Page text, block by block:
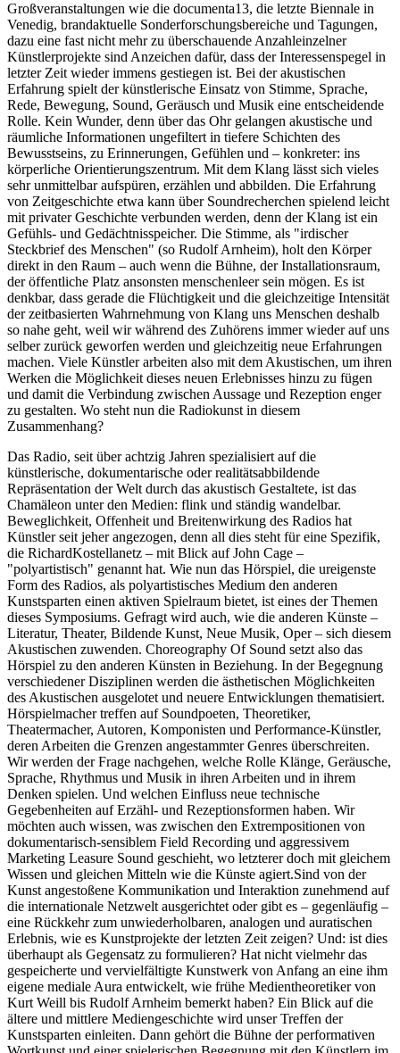
Großveranstaltungen wie die documenta13, die letzte Biennale in
Venedig, brandaktuelle Sonderforschungsbereiche und Tagungen,
dazu eine fast nicht mehr zu überschauende Anzahleinzelner
Künstlerprojekte sind Anzeichen dafür, dass der Interessenspegel in
letzter Zeit wieder immens gestiegen ist. Bei der akustischen
Erfahrung spielt der künstlerische Einsatz von Stimme, Sprache,
Rede, Bewegung, Sound, Geräusch und Musik eine entscheidende
Rolle. Kein Wunder, denn über das Ohr gelangen akustische und
räumliche Informationen ungefiltert in tiefere Schichten des
Bewusstseins, zu Erinnerungen, Gefühlen und – konkreter: ins
körperliche Orientierungszentrum. Mit dem Klang lässt sich vieles
sehr unmittelbar aufspüren, erzählen und abbilden. Die Erfahrung
von Zeitgeschichte etwa kann über Soundrecherchen spielend leicht
mit privater Geschichte verbunden werden, denn der Klang ist ein
Gefühls- und Gedächtnisspeicher. Die Stimme, als "irdischer
Steckbrief des Menschen" (so Rudolf Arnheim), holt den Körper
direkt in den Raum – auch wenn die Bühne, der Installationsraum,
der öffentliche Platz ansonsten menschenleer sein mögen. Es ist
denkbar, dass gerade die Flüchtigkeit und die gleichzeitige Intensität
der zeitbasierten Wahrnehmung von Klang uns Menschen deshalb
so nahe geht, weil wir während des Zuhörens immer wieder auf uns
selber zurück geworfen werden und gleichzeitig neue Erfahrungen
machen. Viele Künstler arbeiten also mit dem Akustischen, um ihren
Werken die Möglichkeit dieses neuen Erlebnisses hinzu zu fügen
und damit die Verbindung zwischen Aussage und Rezeption enger
zu gestalten. Wo steht nun die Radiokunst in diesem
Zusammenhang?
Das Radio, seit über achtzig Jahren spezialisiert auf die
künstlerische, dokumentarische oder realitätsabbildende
Repräsentation der Welt durch das akustisch Gestaltete, ist das
Chamäleon unter den Medien: flink und ständig wandelbar.
Beweglichkeit, Offenheit und Breitenwirkung des Radios hat
Künstler seit jeher angezogen, denn all dies steht für eine Spezifik,
die RichardKostellanetz – mit Blick auf John Cage –
"polyartistisch" genannt hat. Wie nun das Hörspiel, die ureigenste
Form des Radios, als polyartistisches Medium den anderen
Kunstsparten einen aktiven Spielraum bietet, ist eines der Themen
dieses Symposiums. Gefragt wird auch, wie die anderen Künste –
Literatur, Theater, Bildende Kunst, Neue Musik, Oper – sich diesem
Akustischen zuwenden. Choreography Of Sound setzt also das
Hörspiel zu den anderen Künsten in Beziehung. In der Begegnung
verschiedener Disziplinen werden die ästhetischen Möglichkeiten
des Akustischen ausgelotet und neuere Entwicklungen thematisiert.
Hörspielmacher treffen auf Soundpoeten, Theoretiker,
Theatermacher, Autoren, Komponisten und Performance-Künstler,
deren Arbeiten die Grenzen angestammter Genres überschreiten.
Wir werden der Frage nachgehen, welche Rolle Klänge, Geräusche,
Sprache, Rhythmus und Musik in ihren Arbeiten und in ihrem
Denken spielen. Und welchen Einfluss neue technische
Gegebenheiten auf Erzähl- und Rezeptionsformen haben. Wir
möchten auch wissen, was zwischen den Extrempositionen von
dokumentarisch-sensiblem Field Recording und aggressivem
Marketing Leasure Sound geschieht, wo letzterer doch mit gleichem
Wissen und gleichen Mitteln wie die Künste agiert.Sind von der
Kunst angestoßene Kommunikation und Interaktion zunehmend auf
die internationale Netzwelt ausgerichtet oder gibt es – gegenläufig –
eine Rückkehr zum unwiederholbaren, analogen und auratischen
Erlebnis, wie es Kunstprojekte der letzten Zeit zeigen? Und: ist dies
überhaupt als Gegensatz zu formulieren? Hat nicht vielmehr das
gespeicherte und vervielfältigte Kunstwerk von Anfang an eine ihm
eigene mediale Aura entwickelt, wie frühe Medientheoretiker von
Kurt Weill bis Rudolf Arnheim bemerkt haben? Ein Blick auf die
ältere und mittlere Mediengeschichte wird unser Treffen der
Kunstsparten einleiten. Dann gehört die Bühne der performativen